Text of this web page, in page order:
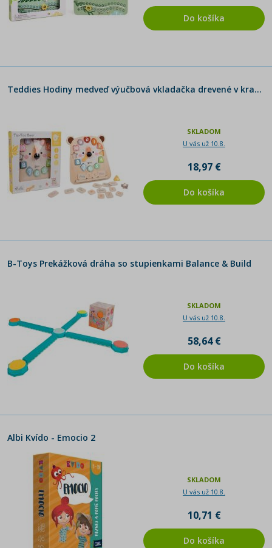
Do košíka
Teddies Hodiny medveď výučbová vkladačka drevené v krabici 26x29x5cm 24m+
SKLADOM
U vás už 10.8.
18,97 €
Do košíka
B-Toys Prekážková dráha so stupienkami Balance & Build
SKLADOM
U vás už 10.8.
58,64 €
Do košíka
Albi Kvído - Emocio 2
SKLADOM
U vás už 10.8.
10,71 €
Do košíka